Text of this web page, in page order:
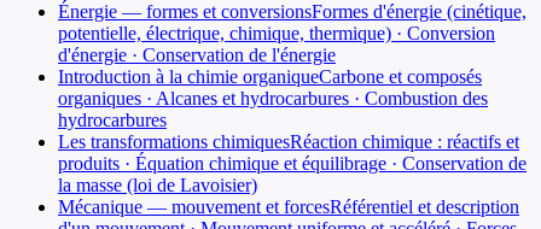
Énergie — formes et conversionsFormes d'énergie (cinétique,
potentielle, électrique, chimique, thermique) · Conversion
d'énergie · Conservation de l'énergie
Introduction à la chimie organiqueCarbone et composés
organiques · Alcanes et hydrocarbures · Combustion des
hydrocarbures
Les transformations chimiquesRéaction chimique : réactifs et
produits · Équation chimique et équilibrage · Conservation de
la masse (loi de Lavoisier)
Mécanique — mouvement et forcesRéférentiel et description